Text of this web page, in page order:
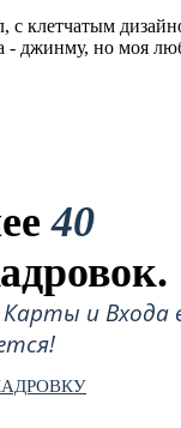
с клетчатым
- джинму, но моя
40
Карты и Входа